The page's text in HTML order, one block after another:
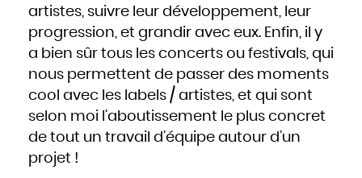
artistes, suivre leur développement, leur
progression, et grandir avec eux. Enfin, il y
a bien sûr tous les concerts ou festivals, qui
nous permettent de passer des moments
cool avec les labels / artistes, et qui sont
selon moi l’aboutissement le plus concret
de tout un travail d’équipe autour d’un
projet !